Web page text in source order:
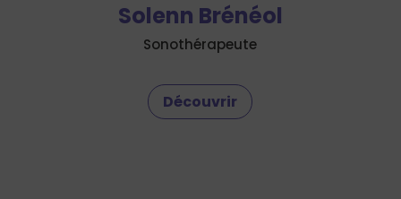
Solenn Brénéol
Sonothérapeute
Découvrir